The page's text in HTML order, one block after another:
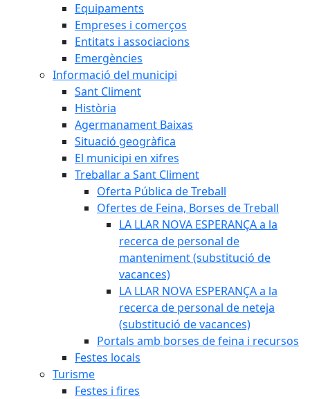
Equipaments
Empreses i comerços
Entitats i associacions
Emergències
Informació del municipi
Sant Climent
Història
Agermanament Baixas
Situació geogràfica
El municipi en xifres
Treballar a Sant Climent
Oferta Pública de Treball
Ofertes de Feina, Borses de Treball
LA LLAR NOVA ESPERANÇA a la
recerca de personal de
manteniment (substitució de
vacances)
LA LLAR NOVA ESPERANÇA a la
recerca de personal de neteja
(substitució de vacances)
Portals amb borses de feina i recursos
Festes locals
Turisme
Festes i fires